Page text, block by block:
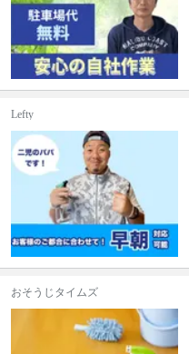
Lefty
おそうじタイムズ